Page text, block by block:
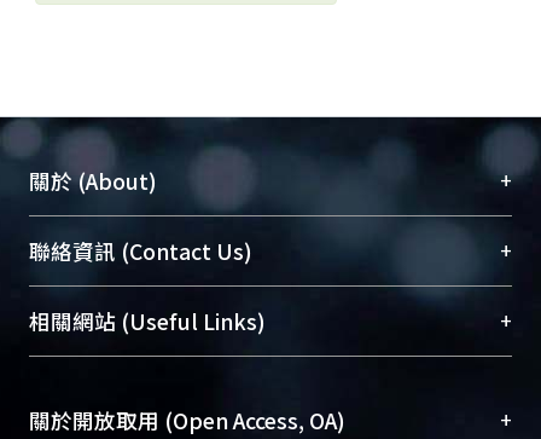
關於 (About) +
臺大位居世界頂尖大學之列，為永久珍藏及向國際
展現本校豐碩的研究成果及學術能量，圖書館整合
機構典藏（NTUR）與學術庫（AH）不同功能平
台，成為臺大學術典藏NTU scholars。期能整合研
成果。
聯絡資訊 (Contact Us) +
總館學科館員(Main Library)
醫學圖書館學科館員(Medical Library)
Sciences Library)
相關網站 (Useful Links) +
關於開放取用 (Open Access, OA) +